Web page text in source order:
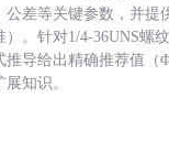
公差等关键参数，并提
）。针对1/4-36UNS螺
推导给出精确推荐值（
知识。